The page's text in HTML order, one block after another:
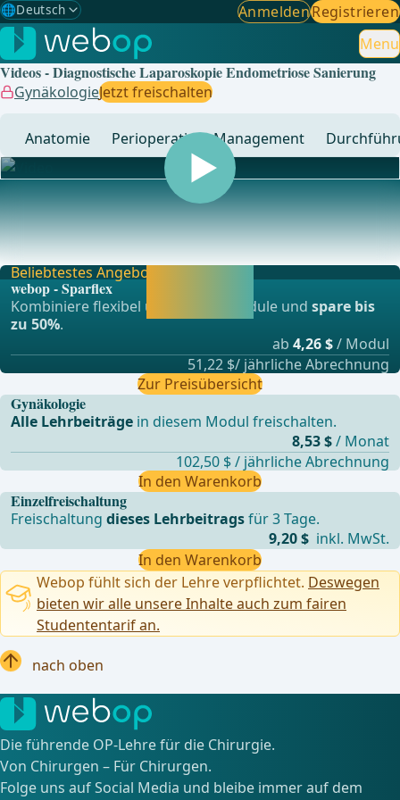
🌐Deutsch
Gewählte Sprache: Deutsch
🇩🇪 Deutsch ✓
🇬🇧English
🇧🇷Brasilianisch
AnmeldenRegistrieren
Menu
Videos - Diagnostische Laparoskopie Endometriose Sanierung
GynäkologieJetzt freischalten
Anatomie Perioperatives Management
... - Operationen aus der Allgemein-, Viszeral- und
Transplationschirurgie, Gefässchirurgie und Thor
Einzelfreischaltung
Freischaltungdieses Lehrbeitragsfür 3 Tage.
9,20 $ inkl. MwSt.
In den Warenkorb
Beliebtestes Angebot
webop - Sparflex
Kombiniere flexibel unsere Lernmodule undspare bis
zu 50%.
ab 4,26 $/ Modul
51,22 $/ jährliche Abrechnung
Zur Preisübersicht
Gynäkologie
Alle Lehrbeiträge in diesem Modul freischalten.
8,53 $/ Monat
102,50 $ / jährliche Abrechnung
In den Warenkorb
Webop fühlt sich der Lehre verpflichtet. Deswegen
bieten wir alle unsere Inhalte auch zum fairen
Studententarif an.
nach oben
Die führende OP-Lehre für die Chirurgie.
Von Chirurgen – Für Chirurgen.
Folge uns auf Social Media und bleibe immer auf dem